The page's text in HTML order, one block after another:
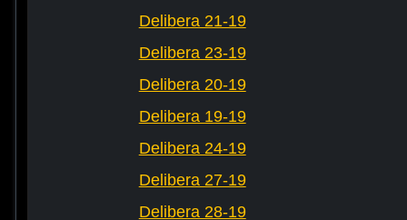
Delibera 21-19
Delibera 23-19
Delibera 20-19
Delibera 19-19
Delibera 24-19
Delibera 27-19
Delibera 28-19